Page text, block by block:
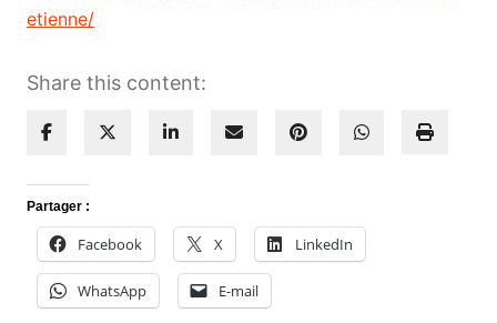
etienne/
Share this content:
Partager :
Facebook X LinkedIn
WhatsApp E-mail